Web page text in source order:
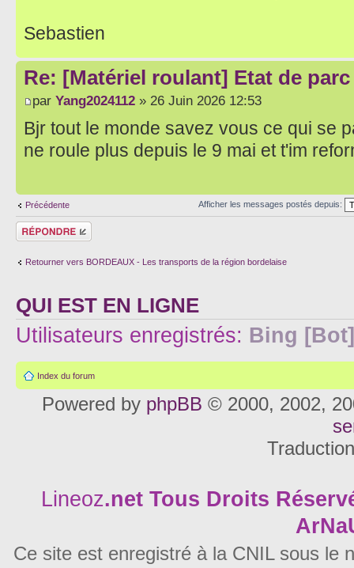
Sebastien
Re: [Matériel roulant] Etat de
par Yang2024112 » 26 Juin 2026 12:53
Bjr tout le monde savez vous ce qui se
ne roule plus depuis le 9 mai et t'im
Précédente Afficher les messages postés depuis:
Répondre
Retourner vers BORDEAUX - Les transports de la région bordelaise
QUI EST EN LIGNE
Utilisateurs enregistrés: Bing [Bot]
Index du forum
Powered by phpBB © 2000, 2002,
Lineoz.net Tous Droits
Ce site est enregistré à la CNIL sous le